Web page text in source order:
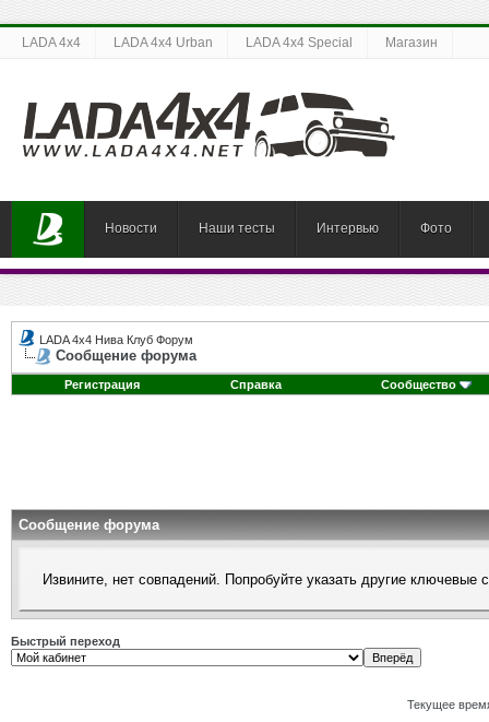
LADA 4x4 LADA 4x4 Urban LADA 4x4 Special Магазин
Новости Наши тесты Интервью Фото
LADA 4x4 Нива Клуб Форум
Сообщение форума
Регистрация Справка Сообщество
Сообщение форума
Извините, нет совпадений. Попробуйте указать другие ключевые
Быстрый переход
Текущее